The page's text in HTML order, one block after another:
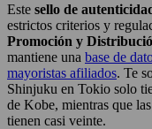
Este sello de
estrictos criterios y
Promoción y
mantiene una base de
mayoristas afiliados. Te
Shinjuku en Tokio solo
de Kobe, mientras que
tienen casi veinte.